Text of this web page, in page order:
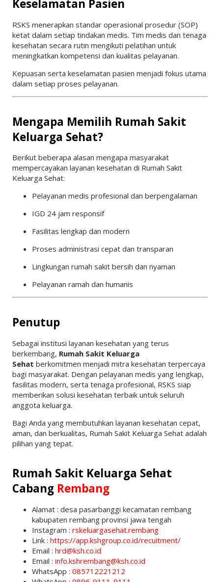
Keselamatan Pasien
RSKS menerapkan standar operasional prosedur (SOP)
ketat dalam setiap tindakan medis. Tim medis dan tenaga
kesehatan secara rutin mengikuti pelatihan untuk
meningkatkan kompetensi dan kualitas pelayanan.
Kepuasan serta keselamatan pasien menjadi fokus utama
dalam setiap proses pelayanan.
Mengapa Memilih Rumah Sakit
Keluarga Sehat?
Berikut beberapa alasan mengapa masyarakat
mempercayakan layanan kesehatan di Rumah Sakit
Keluarga Sehat:
Pelayanan medis profesional dan berpengalaman
IGD 24 jam responsif
Fasilitas lengkap dan modern
Proses administrasi cepat dan transparan
Lingkungan rumah sakit bersih dan nyaman
Pelayanan ramah dan humanis
Penutup
Sebagai institusi layanan kesehatan yang terus
berkembang, Rumah Sakit Keluarga
Sehat berkomitmen menjadi mitra kesehatan terpercaya
bagi masyarakat. Dengan pelayanan medis yang lengkap,
fasilitas modern, serta tenaga profesional, RSKS siap
memberikan solusi kesehatan terbaik untuk seluruh
anggota keluarga.
Bagi Anda yang membutuhkan layanan kesehatan cepat,
aman, dan berkualitas, Rumah Sakit Keluarga Sehat adalah
pilihan yang tepat.
Rumah Sakit Keluarga Sehat
Cabang Rembang
Alamat : desa pasarbanggi kecamatan rembang
kabupaten rembang provinsi jawa tengah
Instagram : rskeluargasehat.rembang
Link : https://app.kshgroup.co.id/recuitment/
Email : hrd@ksh.co.id
Email : info.kshrembang@ksh.co.id
WhatsApp : 085712221212